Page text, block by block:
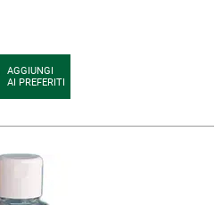
AGGIUNGI
AI PREFERITI